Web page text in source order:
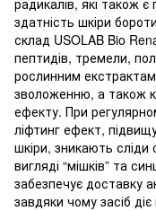
здатність шкіри
склад USOLAB Bio
пептидів, тремели,
рослинним
зволоженню, а також
ефекту. При
ліфтинг ефект,
шкіри, зникають
вигляді “мішків” та
забезпечує доставку
завдяки чому засіб